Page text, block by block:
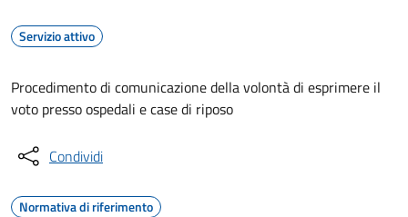
Servizio attivo
Procedimento di comunicazione della volontà di esprimere il
voto presso ospedali e case di riposo
Condividi
Normativa di riferimento